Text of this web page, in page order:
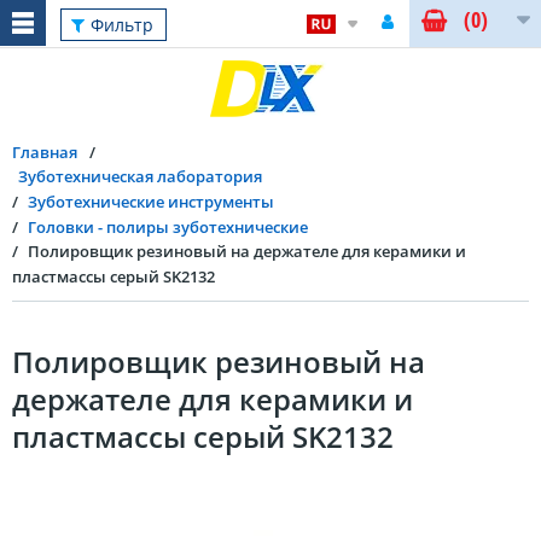
Фильтр (0)
Главная
Зуботехническая лаборатория
Зуботехнические инструменты
Головки - полиры зуботехнические
Полировщик резиновый на держателе для керамики и
пластмассы серый SK2132
Полировщик резиновый на
держателе для керамики и
пластмассы серый SK2132